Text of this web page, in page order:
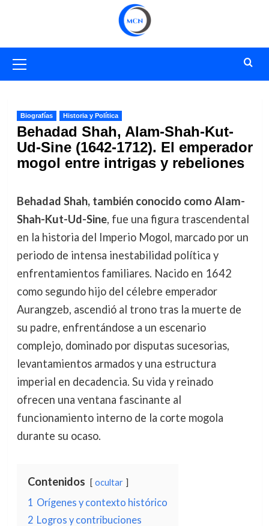
primario
Biografías Historia y Política
Behadad Shah, Alam-Shah-Kut-
Ud-Sine (1642-1712). El emperador
mogol entre intrigas y rebeliones
Behadad Shah, también conocido como Alam-
Shah-Kut-Ud-Sine, fue una figura trascendental
en la historia del Imperio Mogol, marcado por un
periodo de intensa inestabilidad política y
enfrentamientos familiares. Nacido en 1642
como segundo hijo del célebre emperador
Aurangzeb, ascendió al trono tras la muerte de
su padre, enfrentándose a un escenario
complejo, dominado por disputas sucesorias,
levantamientos armados y una estructura
imperial en decadencia. Su vida y reinado
ofrecen una ventana fascinante al
funcionamiento interno de la corte mogola
durante su ocaso.
Contenidos ocultar
1 Orígenes y contexto histórico
2 Logros y contribuciones